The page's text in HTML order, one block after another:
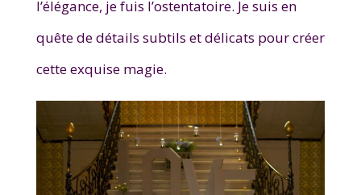
l’élégance, je fuis l’ostentatoire. Je suis en
quête de détails subtils et délicats pour créer
cette exquise magie.